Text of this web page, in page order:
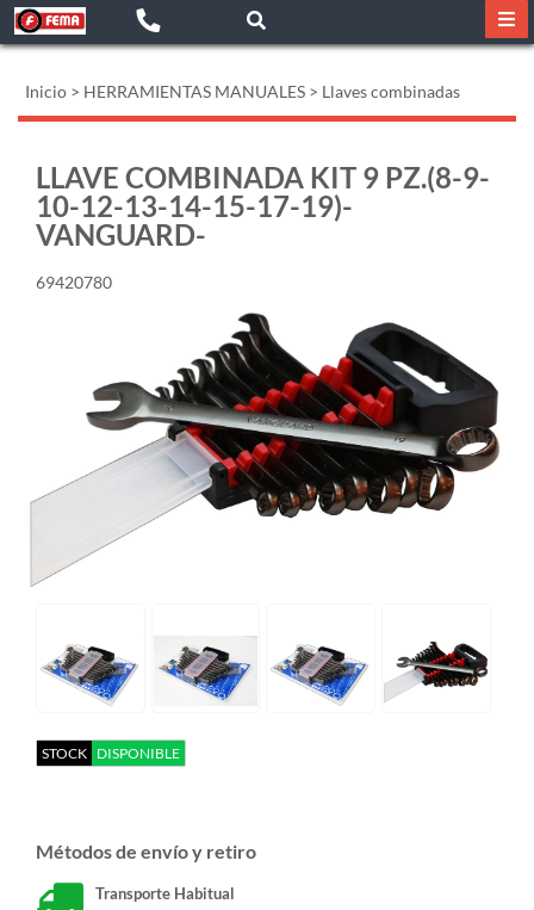
Inicio > HERRAMIENTAS MANUALES > Llaves combinadas
LLAVE COMBINADA KIT 9 PZ.(8-9-
10-12-13-14-15-17-19)-
VANGUARD-
69420780
STOCK DISPONIBLE
Métodos de envío y retiro
Transporte Habitual